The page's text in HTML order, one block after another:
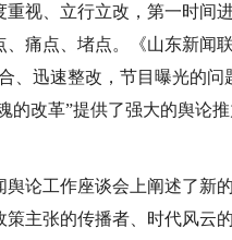
重视、立行立改，第一时间
痛点、堵点。《山东新闻
、迅速整改，节目曝光的
的改革”提供了强大的舆论推
舆论工作座谈会上阐述了新
策主张的传播者、时代风云